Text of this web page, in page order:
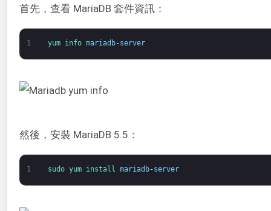
首先，查看 MariaDB 套件資訊：
1 yum info mariadb-server
然後，安裝 MariaDB 5.5：
1 sudo yum install mariadb-server